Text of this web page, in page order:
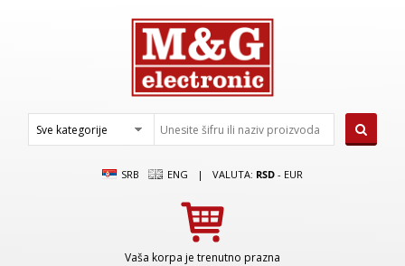
SRB ENG | VALUTA: RSD - EUR
Vaša korpa je trenutno prazna